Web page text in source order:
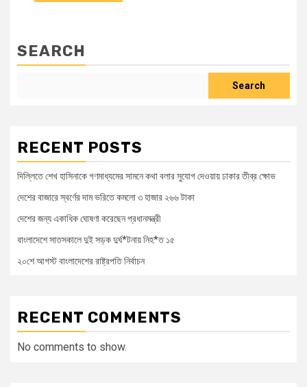
SEARCH
Search
RECENT POSTS
দিল্লিতে শেখ হাসিনাকে গণমাধ্যমের সামনে কথা বলার সুযোগ দেওয়ায় ঢাকার তীব্র ক্ষোভ
দেশের বাজারে স্বর্ণের দাম ভরিতে কমলো ৩ হাজার ২৬৬ টাকা
দেশের জন্য একাধিক ঘোষণা করেছেন প্রধানমন্ত্রী
বাংলাদেশে সাতসকালে দুই সড়ক দুর্ঘ*টনায় নিহ*ত ১৫
২০শে আগস্ট বাংলাদেশের রাষ্ট্রপতি নির্বাচন
RECENT COMMENTS
No comments to show.